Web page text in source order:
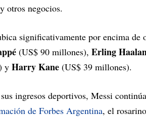
otros negocios.
significativamente por encima de
(US$ 90 millones), Erling
y Harry Kane (US$ 39 millones).
ingresos deportivos, Messi
de Forbes Argentina, el